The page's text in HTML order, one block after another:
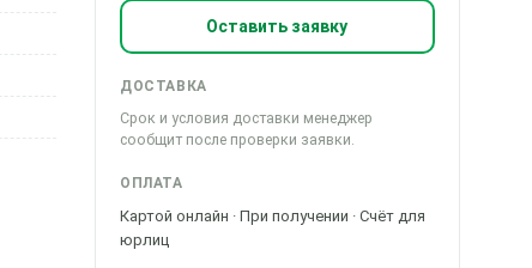
Оставить заявку
ДОСТАВКА
Срок и условия доставки менеджер
сообщит после проверки заявки.
ОПЛАТА
Картой онлайн · При получении · Счёт для
юрлиц